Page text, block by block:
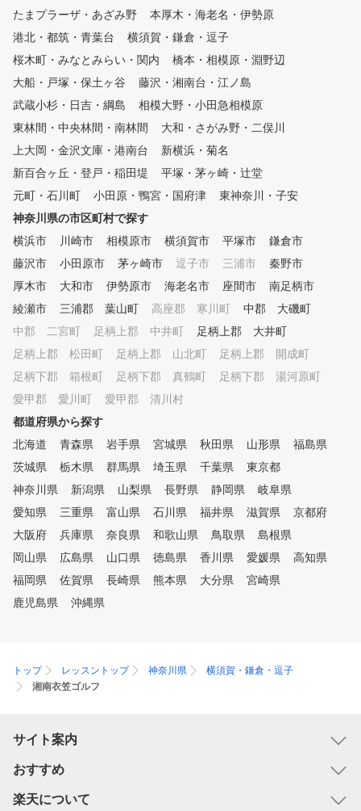
に上達する」をモットーに、神
奈川県内、横浜、川崎、湘南地
区で展開しているゴルフスクー
ルです。 通常レッスンの他、
がるラウンドレッスンや、コー
ス貸し切りレッスン、手軽なシ
ョートコース、上達セミナー、
他にもコンペや合宿、ゴルフツ
アーなどが豊富にございます。
たまプラーザ・あざみ野
本厚木・海老名・伊勢原
港北・都筑・青葉台
横須賀・鎌倉・逗子
桜木町・みなとみらい・関内
橋本・相模原・淵野辺
大船・戸塚・保土ヶ谷
藤沢・湘南台・江ノ島
武蔵小杉・日吉・綱島
相模大野・小田急相模原
東林間・中央林間・南林間
大和・さがみ野・二俣川
上大岡・金沢文庫・港南台
新横浜・菊名
新百合ヶ丘・登戸・稲田堤
平塚・茅ヶ崎・辻堂
元町・石川町
小田原・鴨宮・国府津
東神奈川・子安
神奈川県の市区町村で探す
横浜市
川崎市 相模原市 横須賀市 平塚市
鎌倉市
藤沢市
小田原市 茅ヶ崎市 逗子市 三浦市
秦野市
厚木市
大和市 伊勢原市 海老名市 座間市
南足柄市
綾瀬市
三浦郡 葉山町 高座郡 寒川町
中郡 大磯町
中郡 二宮町
足柄上郡 中井町
足柄上郡 大井町
足柄上郡 松田町
足柄上郡 山北町
足柄上郡 開成町
足柄下郡 箱根町
足柄下郡 真鶴町
足柄下郡 湯河原町
愛甲郡 愛川町
愛甲郡 清川村
都道府県から探す
北海道
青森県 岩手県 宮城県 秋田県 山形県
福島県
茨城県
栃木県 群馬県 埼玉県 千葉県
東京都
神奈川県
新潟県 山梨県 長野県 静岡県
岐阜県
愛知県
三重県 富山県 石川県 福井県 滋賀県
京都府
大阪府
兵庫県 奈良県 和歌山県 鳥取県
島根県
岡山県
広島県 山口県 徳島県 香川県 愛媛県
高知県
福岡県
佐賀県 長崎県 熊本県 大分県
宮崎県
鹿児島県
沖縄県
トップ レッスントップ 神奈川県
横須賀・鎌倉・逗子
湘南衣笠ゴルフ
サイト案内
おすすめ
楽天について